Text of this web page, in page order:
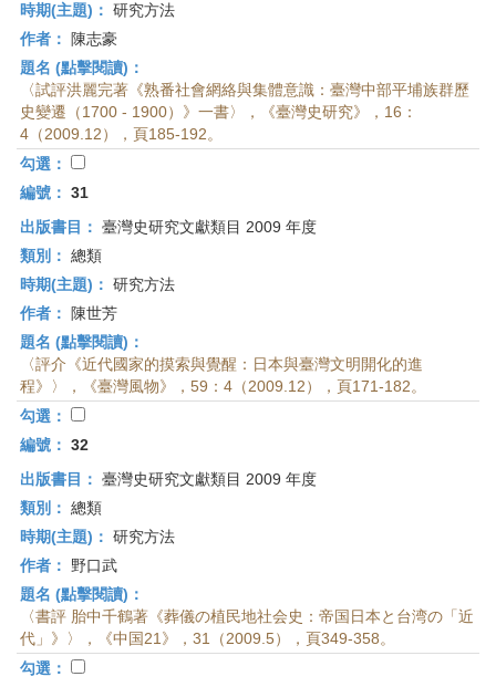
時期(主題)： 研究方法
作者：
陳志豪
題名 (點擊閱讀)：
〈試評洪麗完著《熟番社會網絡與集體意識：臺灣中部平埔族群歷
史變遷（1700 - 1900）》一書〉，《臺灣史研究》，16：
4（2009.12），頁185-192。
勾選：
編號： 31
出版書目： 臺灣史研究文獻類目 2009 年度
類別： 總類
時期(主題)： 研究方法
作者：
陳世芳
題名 (點擊閱讀)：
〈評介《近代國家的摸索與覺醒：日本與臺灣文明開化的進
程》〉，《臺灣風物》，59：4（2009.12），頁171-182。
勾選：
編號： 32
出版書目： 臺灣史研究文獻類目 2009 年度
類別： 總類
時期(主題)： 研究方法
作者：
野口武
題名 (點擊閱讀)：
〈書評 胎中千鶴著《葬儀の植民地社会史：帝国日本と台湾の「近
代」》〉，《中国21》，31（2009.5），頁349-358。
勾選：